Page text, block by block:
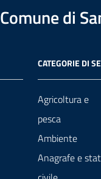
Comune di
CATEGORIE DI
Agricoltura e
pesca
Ambiente
Anagrafe e